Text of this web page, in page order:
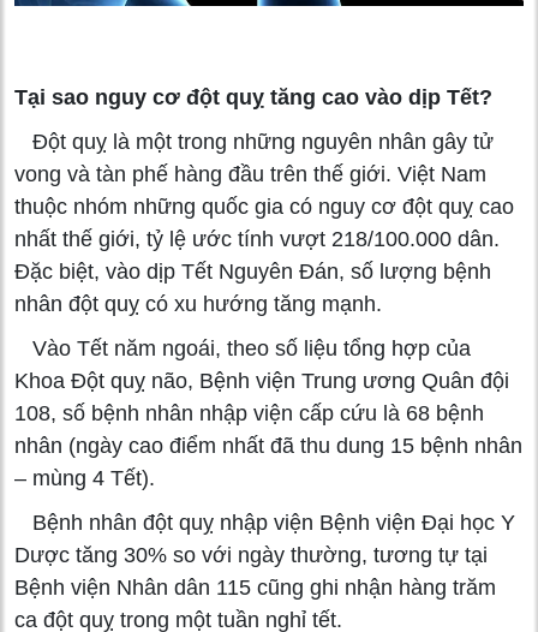
Tại sao nguy cơ đột quỵ tăng cao vào dịp Tết?
Đột quỵ là một trong những nguyên nhân gây tử
vong và tàn phế hàng đầu trên thế giới. Việt Nam
thuộc nhóm những quốc gia có nguy cơ đột quỵ cao
nhất thế giới, tỷ lệ ước tính vượt 218/100.000 dân.
Đặc biệt, vào dịp Tết Nguyên Đán, số lượng bệnh
nhân đột quỵ có xu hướng tăng mạnh.
Vào Tết năm ngoái, theo số liệu tổng hợp của
Khoa Đột quỵ não, Bệnh viện Trung ương Quân đội
108, số bệnh nhân nhập viện cấp cứu là 68 bệnh
nhân (ngày cao điểm nhất đã thu dung 15 bệnh nhân
– mùng 4 Tết).
Bệnh nhân đột quỵ nhập viện Bệnh viện Đại học Y
Dược tăng 30% so với ngày thường, tương tự tại
Bệnh viện Nhân dân 115 cũng ghi nhận hàng trăm
ca đột quỵ trong một tuần nghỉ tết.